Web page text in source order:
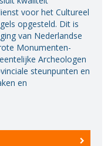
voor het Cultureel
opgesteld. Dit is
van Nederlandse
Monumenten­
Archeologen
steunpunten en
en